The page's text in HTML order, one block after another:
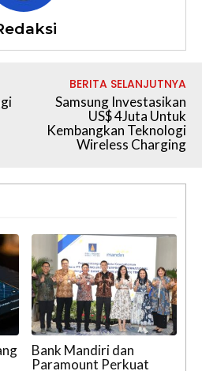
BERITA SELANJUTNYA
Samsung Investasikan
US$ 4Juta Untuk
Kembangkan Teknologi
Wireless Charging
Bank Mandiri dan
Paramount Perkuat